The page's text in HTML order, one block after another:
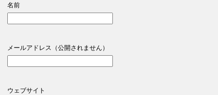
名前
メールアドレス（公開されません）
ウェブサイト